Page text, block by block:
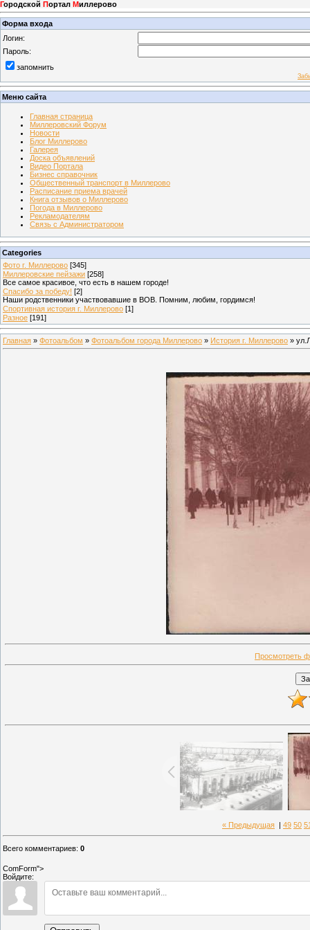
Городской Портал Миллерово
Форма входа
Логин:
Пароль:
запомнить
Меню сайта
Главная страница
Миллеровский Форум
Новости
Блог Миллерово
Галерея
Доска объявлений
Видео Портала
Бизнес справочник
Общественный транспорт в Миллерово
Расписание приема врачей
Книга отзывов о Миллерово
Погода в Миллерово
Рекламодателям
Связь с Администратором
Categories
Фото г. Миллерово [345]
Миллеровские пейзажи [258]
Все самое красивое, что есть в нашем городе!
Спасибо за победу! [2]
Наши родственники участвовавшие в ВОВ. Помним, любим, гордимся!
Спортивная история г. Миллерово [1]
Разное [191]
Главная » Фотоальбом » Фотоальбом города Миллерово » История г. Миллерово »
Просмотреть
« Предыдущая 49 50
Всего комментариев: 0
ComForm">
Войдите: